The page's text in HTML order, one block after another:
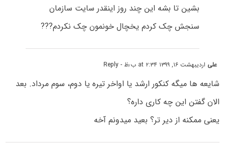
بشین تا بشه این چند روز اینقدر سایت سازمان
سنجش چک کردم یخچال خونمون چک نکردم???
علی اردیبهشت ۱۶, ۱۳۹۹ at ۲:۳۴ ب٫ظ - Reply
شایعه ها میگه کنکور ارشد یا اواخر تیره یا دوم، سوم مرداد. بعد
الان گفتن این چه کاری داره؟
یعنی ممکنه از دیر تر؟ بعید میدونم آخه